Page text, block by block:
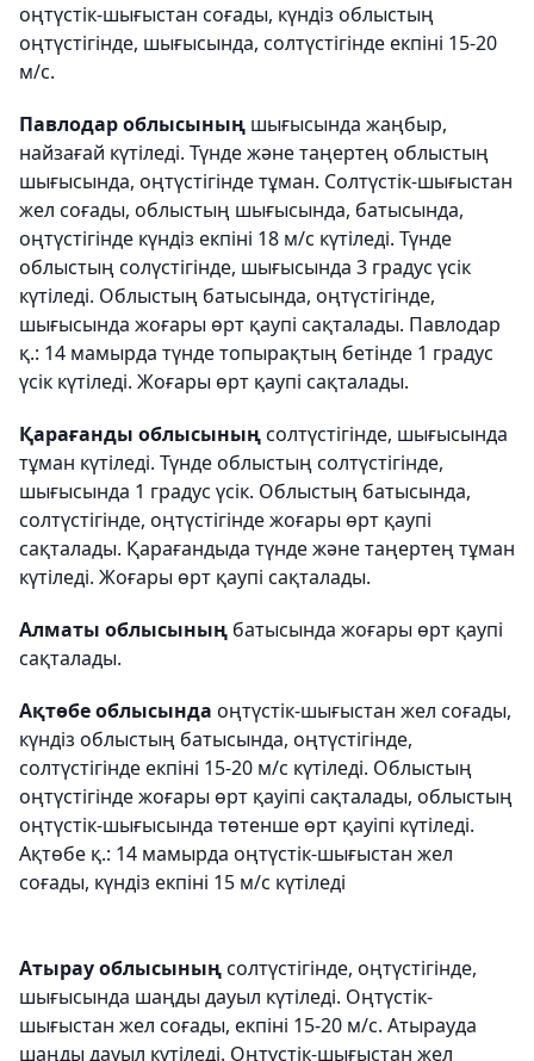
оңтүстік-шығыстан соғады, күндіз облыстың
оңтүстігінде, шығысында, солтүстігінде екпіні 15-20
м/с.
Павлодар облысының шығысында жаңбыр,
найзағай күтіледі. Түнде және таңертең облыстың
шығысында, оңтүстігінде тұман. Солтүстік-шығыстан
жел соғады, облыстың шығысында, батысында,
оңтүстігінде күндіз екпіні 18 м/с күтіледі. Түнде
облыстың солүстігінде, шығысында 3 градус үсік
күтіледі. Облыстың батысында, оңтүстігінде,
шығысында жоғары өрт қаупі сақталады. Павлодар
қ.: 14 мамырда түнде топырақтың бетінде 1 градус
үсік күтіледі. Жоғары өрт қаупі сақталады.
Қарағанды облысыныңсолтүстігінде, шығысында
тұман күтіледі. Түнде облыстың солтүстігінде,
шығысында 1 градус үсік. Облыстың батысында,
солтүстігінде, оңтүстігінде жоғары өрт қаупі
сақталады. Қарағандыда түнде және таңертең тұман
күтіледі. Жоғары өрт қаупі сақталады.
Алматы облысының батысында жоғары өрт қаупі
сақталады.
Ақтөбе облысында оңтүстік-шығыстан жел соғады,
күндіз облыстың батысында, оңтүстігінде,
солтүстігінде екпіні 15-20 м/с күтіледі. Облыстың
оңтүстігінде жоғары өрт қауіпі сақталады, облыстың
оңтүстік-шығысында төтенше өрт қауіпі күтіледі.
Ақтөбе қ.: 14 мамырда оңтүстік-шығыстан жел
соғады, күндіз екпіні 15 м/с күтіледі
Атырау облысыныңсолтүстігінде, оңтүстігінде,
шығысында шаңды дауыл күтіледі. Оңтүстік-
шығыстан жел соғады, екпіні 15-20 м/с. Атырауда
шаңды дауыл күтіледі. Оңтүстік-шығыстан жел